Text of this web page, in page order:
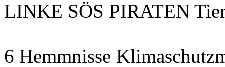
LINKE SÖS PIRATEN
6 Hemmnisse